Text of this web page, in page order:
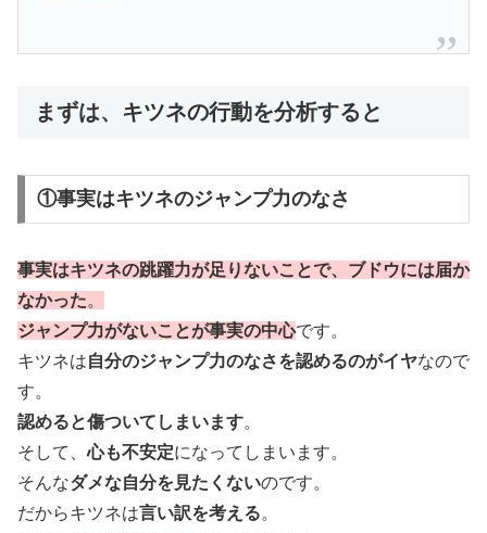
まずは、キツネの行動を分析すると
①事実はキツネのジャンプ力のなさ
事実はキツネの跳躍力が足りないことで、ブドウには届か
なかった。
ジャンプ力がないことが事実の中心です。
キツネは自分のジャンプ力のなさを認めるのがイヤなので
す。
認めると傷ついてしまいます。
そして、心も不安定になってしまいます。
そんなダメな自分を見たくないのです。
だからキツネは言い訳を考える。